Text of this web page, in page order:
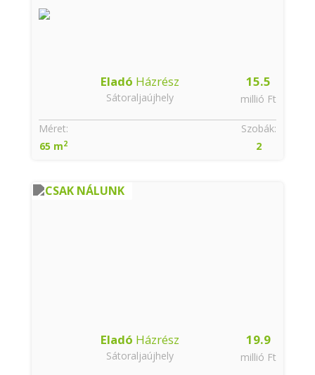
15.5
millió Ft
Eladó Házrész
Sátoraljaújhely
Szobák:
2
Méret:
65 m2
CSAK NÁLUNK
19.9
millió Ft
Eladó Házrész
Sátoraljaújhely